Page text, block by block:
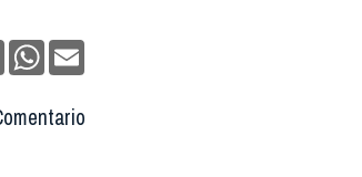
TwitterWhatsApp